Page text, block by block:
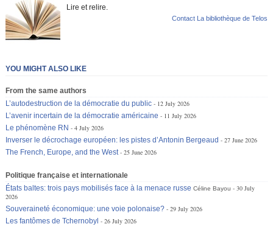
Lire et relire.
Contact La bibliothèque de Telos
YOU MIGHT ALSO LIKE
From the same authors
L’autodestruction de la démocratie du public
12 July 2026
L’avenir incertain de la démocratie américaine
11 July 2026
Le phénomène RN
4 July 2026
Inverser le décrochage européen: les pistes d’Antonin Bergeaud
27 June 2026
The French, Europe, and the West
25 June 2026
Politique française et internationale
États baltes: trois pays mobilisés face à la menace russe Céline Bayou
30 July
2026
Souveraineté économique: une voie polonaise?
29 July 2026
Les fantômes de Tchernobyl
26 July 2026